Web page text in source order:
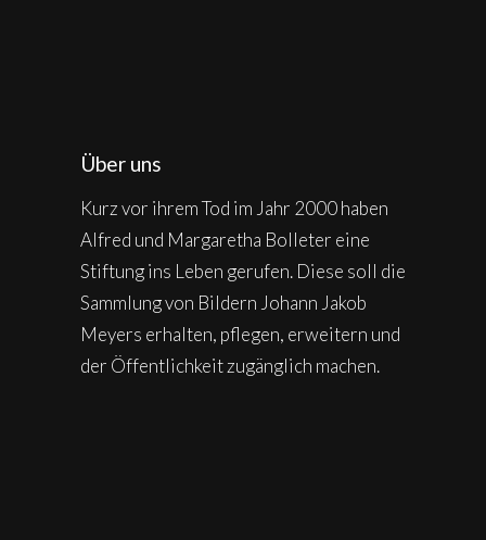
Über uns
Kurz vor ihrem Tod im Jahr 2000 haben
Alfred und Margaretha Bolleter eine
Stiftung ins Leben gerufen. Diese soll die
Sammlung von Bildern Johann Jakob
Meyers erhalten, pflegen, erweitern und
der Öffentlichkeit zugänglich machen.